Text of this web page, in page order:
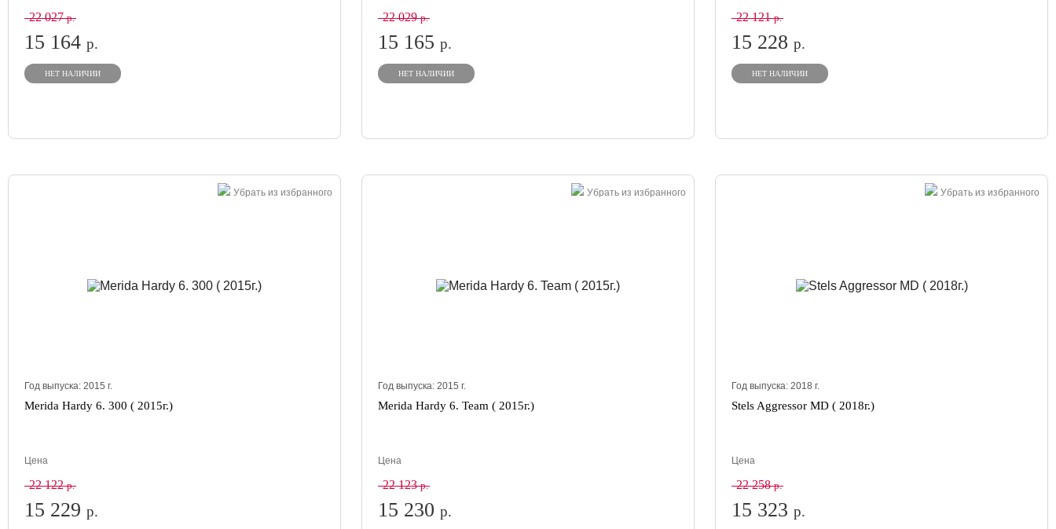
22 027р.
15 164 р.
НЕТ НАЛИЧИИ
22 029р.
15 165р.
НЕТ НАЛИЧИИ
22 121р.
15 228р.
НЕТ НАЛИЧИИ
Убрать из избранного
Год выпуска: 2015 г.
Merida Hardy 6. 300 ( 2015г.)
Цена
22 122р.
15 229 р.
Убрать из избранного
Год выпуска:2015г.
Merida Hardy 6. Team ( 2015г.)
Цена
22 123р.
15 230р.
Убрать из избранного
Год выпуска:2018г.
Stels Aggressor MD ( 2018г.)
Цена
22 258р.
15 323р.